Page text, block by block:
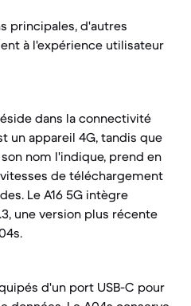
principales, d'autres
à l'expérience utilisateur
dans la connectivité
un appareil 4G, tandis que
nom l'indique, prend en
de téléchargement
Le A16 5G intègre
une version plus récente
d'un port USB-C pour